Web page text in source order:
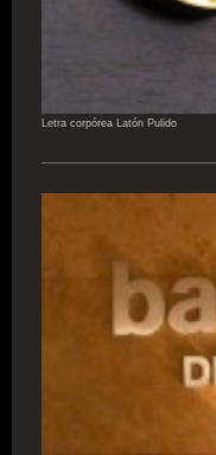
Letra corpórea Latón Pulido